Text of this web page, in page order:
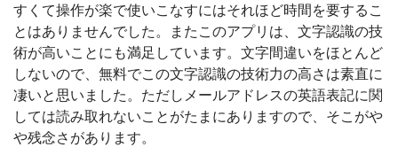
すくて操作が楽で使いこなすにはそれほど時間を要するこ
とはありませんでした。またこのアプリは、文字認識の技
術が高いことにも満足しています。文字間違いをほとんど
しないので、無料でこの文字認識の技術力の高さは素直に
凄いと思いました。ただしメールアドレスの英語表記に関
しては読み取れないことがたまにありますので、そこがや
や残念さがあります。